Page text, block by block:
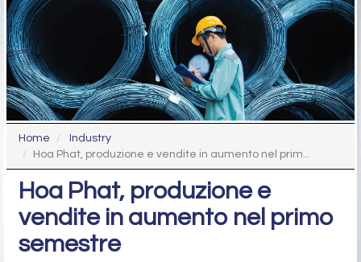
Home
Industry
Hoa Phat, produzione e vendite in aumento nel prim...
Hoa Phat, produzione e
vendite in aumento nel primo
semestre